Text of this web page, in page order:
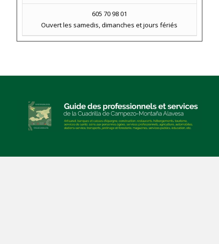
605 70 98 01
Ouvert les samedis, dimanches et jours fériés